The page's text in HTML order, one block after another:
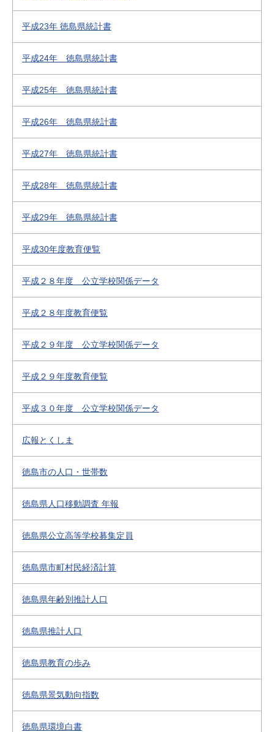
平成23年 徳島県統計書
平成24年 徳島県統計書
平成25年 徳島県統計書
平成26年 徳島県統計書
平成27年 徳島県統計書
平成28年 徳島県統計書
平成29年 徳島県統計書
平成30年度教育便覧
平成２８年度 公立学校関係データ
平成２８年度教育便覧
平成２９年度 公立学校関係データ
平成２９年度教育便覧
平成３０年度 公立学校関係データ
広報とくしま
徳島市の人口・世帯数
徳島県人口移動調査 年報
徳島県公立高等学校募集定員
徳島県市町村民経済計算
徳島県年齢別推計人口
徳島県推計人口
徳島県教育の歩み
徳島県景気動向指数
徳島県環境白書